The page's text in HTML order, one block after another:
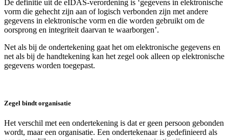
De definitie uit de eIDAS-verordening is ‘gegevens in elektronische
vorm die gehecht zijn aan of logisch verbonden zijn met andere
gegevens in elektronische vorm en die worden gebruikt om de
oorsprong en integriteit daarvan te waarborgen’.
Net als bij de ondertekening gaat het om elektronische gegevens en
net als bij de handtekening kan het zegel ook alleen op elektronische
gegevens worden toegepast.
Zegel bindt organisatie
Het verschil met een ondertekening is dat er geen persoon gebonden
wordt, maar een organisatie. Een ondertekenaar is gedefinieerd als